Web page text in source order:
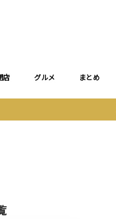
店 グルメ まとめ